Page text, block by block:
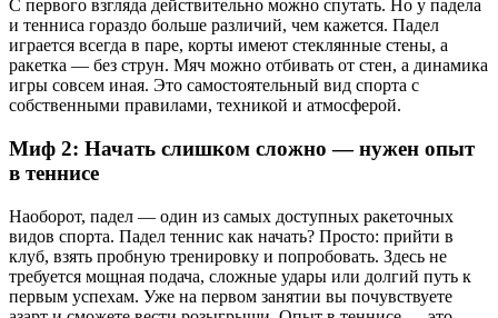
С первого взгляда действительно можно спутать. Но у падела
и тенниса гораздо больше различий, чем кажется. Падел
играется всегда в паре, корты имеют стеклянные стены, а
ракетка — без струн. Мяч можно отбивать от стен, а динамика
игры совсем иная. Это самостоятельный вид спорта с
собственными правилами, техникой и атмосферой.
Миф 2: Начать слишком сложно — нужен опыт
в теннисе
Наоборот, падел — один из самых доступных ракеточных
видов спорта. Падел теннис как начать? Просто: прийти в
клуб, взять пробную тренировку и попробовать. Здесь не
требуется мощная подача, сложные удары или долгий путь к
первым успехам. Уже на первом занятии вы почувствуете